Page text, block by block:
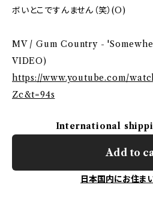
ボいとこですんません（笑）(O)
MV / Gum Country -
VIDEO)
https://www.youtube.com/
Zc&t=94s
International
Add to
日本国内にお住ま